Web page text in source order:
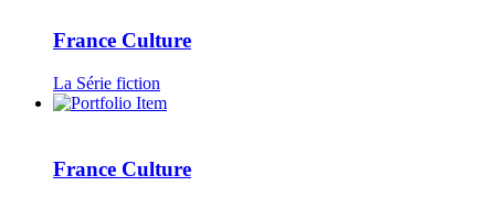
France Culture
La Série fiction
France Culture